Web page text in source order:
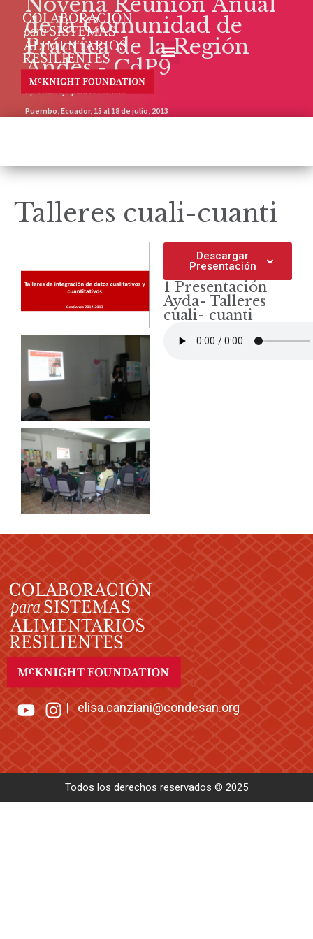
de la Comunidad de
Práctica de la Región
Andes - CdP9
Aprendizaje para el Cambio
Puembo, Ecuador, 15 al 18 de julio, 2013
Talleres cuali-cuanti
Descargar
Presentación
1 Presentación
Ayda- Talleres
cuali- cuanti
|elisa.canziani@condesan.org
Todos los derechos reservados © 2025